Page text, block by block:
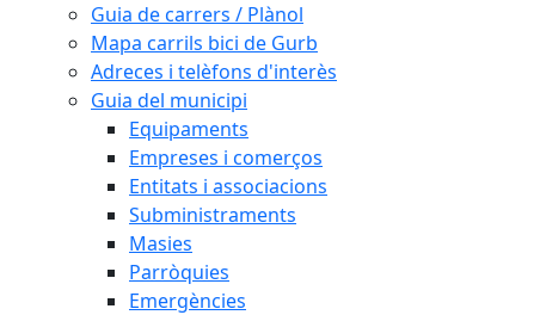
Guia de carrers / Plànol
Mapa carrils bici de Gurb
Adreces i telèfons d'interès
Guia del municipi
Equipaments
Empreses i comerços
Entitats i associacions
Subministraments
Masies
Parròquies
Emergències